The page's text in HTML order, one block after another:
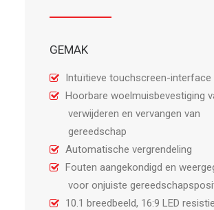
GEMAK
Intuïtieve touchscreen-interface
Hoorbare woelmuisbevestiging
verwijderen en vervangen van
gereedschap
Automatische vergrendeling
Fouten aangekondigd en
voor onjuiste
10.1 breedbeeld, 16:9 LED